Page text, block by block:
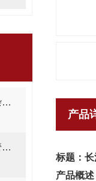
长沙磁性分离器：高效分离金属杂质的理想设备
尼龙拖链：高效保护与整合电缆管理解决方案
产品
标题：
产品概述